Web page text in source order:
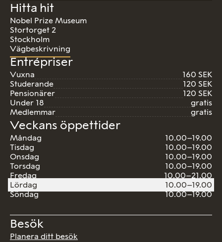
Hitta hit
Nobel Prize Museum
Stortorget 2
Stockholm
Vägbeskrivning
Entrépriser
Vuxna
160 SEK
Studerande
120 SEK
Pensionärer
120 SEK
Under 18
gratis
Medlemmar
gratis
Veckans öppettider
Måndag
10.00–19.00
Tisdag
10.00–19.00
Onsdag
10.00–19.00
Torsdag
10.00–19.00
Fredag
10.00–21.00
Lördag
10.00–19.00
Söndag
10.00–19.00
Besök
Planera ditt besök